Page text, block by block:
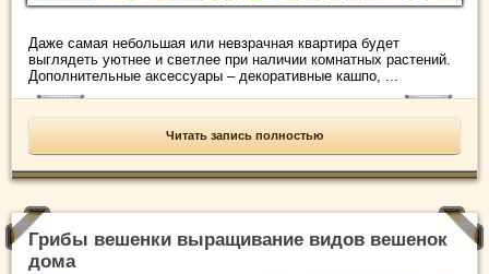
Даже самая небольшая или невзрачная квартира будет
выглядеть уютнее и светлее при наличии комнатных растений.
Дополнительные аксессуары – декоративные кашпо, ...
Читать запись полностью
Грибы вешенки выращивание видов вешенок
дома